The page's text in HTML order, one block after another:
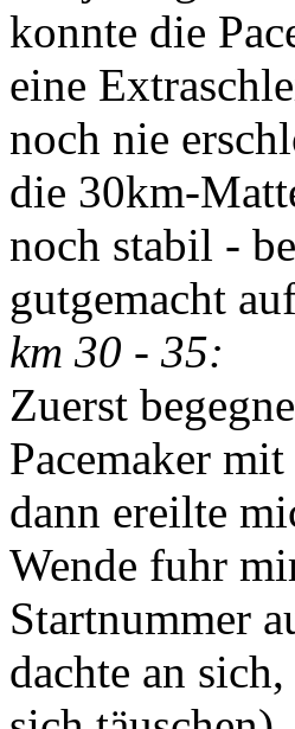
konnte die
eine
noch nie
die 30km-
noch stabil -
gutgemacht
km 30 - 35:
Zuerst
Pacemaker
dann ereilte
Wende fuhr
Startnummer
dachte an